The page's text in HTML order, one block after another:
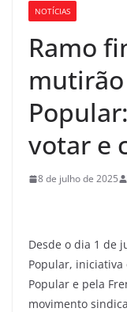
NOTÍCIAS
Ramo
votar e
8 de julho de 2025
Desde o dia 1 de
Popular, iniciativa
Popular e pela
movimento